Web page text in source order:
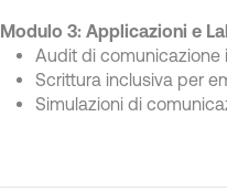
Modulo 3: Applicazioni e
Audit di comunicazione
Scrittura inclusiva per
Simulazioni di